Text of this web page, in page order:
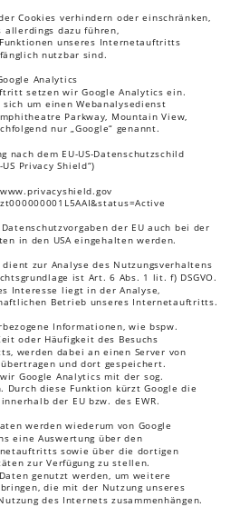
Cookies verhindern oder einschränken,
allerdings dazu führen,
unseres Internetauftritts
nutzbar sind.
Analytics
setzen wir Google Analytics ein.
um einen Webanalysedienst
Parkway, Mountain View,
nur „Google“ genannt.
nach dem EU-US-Datenschutzschild
US Privacy Shield“)
der EU auch bei der
in den USA eingehalten werden.
zur Analyse des Nutzungsverhaltens
ist Art. 6 Abs. 1 lit. f) DSGVO.
Interesse liegt in der Analyse,
Betrieb unseres Internetauftritts.
Informationen, wie bspw.
oder Häufigkeit des Besuchs
werden dabei an einen Server von
übertragen und dort gespeichert.
Google Analytics mit der sog.
Durch diese Funktion kürzt Google die
der EU bzw. des EWR.
werden wiederum von Google
eine Auswertung über den
sowie über die dortigen
zur Verfügung zu stellen.
genutzt werden, um weitere
die mit der Nutzung unseres
des Internets zusammenhängen.